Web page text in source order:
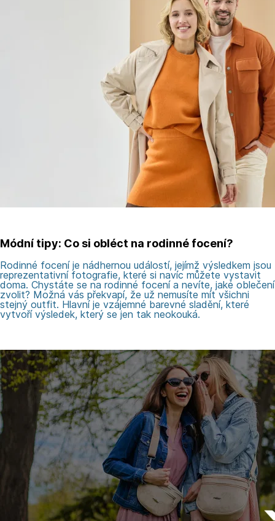
Módní tipy: Co si obléct na rodinné focení?
Rodinné focení je nádhernou událostí, jejímž výsledkem jsou
reprezentativní fotografie, které si navíc můžete vystavit
doma. Chystáte se na rodinné focení a nevíte, jaké oblečení
zvolit? Možná vás překvapí, že už nemusíte mít všichni
stejný outfit. Hlavní je vzájemné barevné sladění, které
vytvoří výsledek, který se jen tak neokouká.